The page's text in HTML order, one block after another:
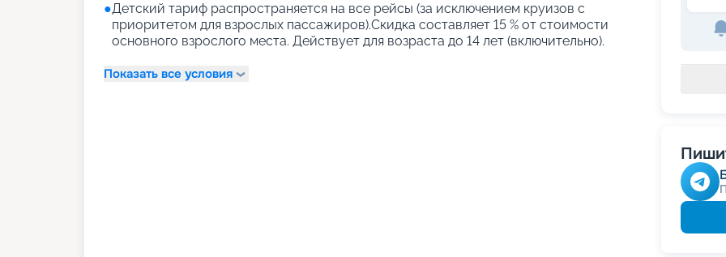
●Детский тариф распространяется на все рейсы (за исключением круизов с
приоритетом для взрослых пассажиров).Скидка составляет 15 % от стоимости
основного взрослого места. Действует для возраста до 14 лет (включительно).
Показать все условия